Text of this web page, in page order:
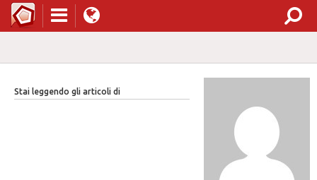
Stai leggendo gli articoli di